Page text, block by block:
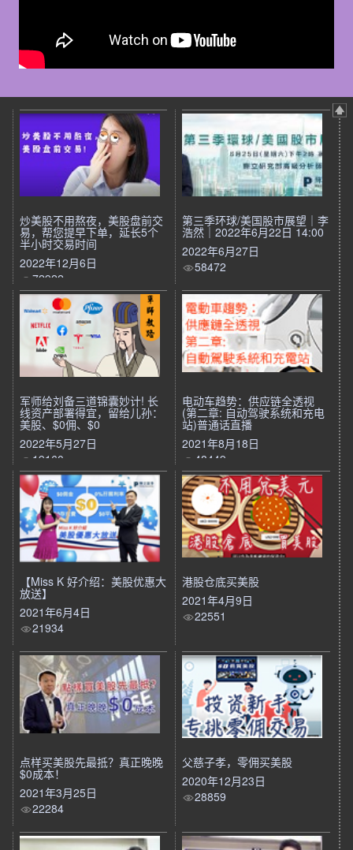
炒美股不用熬夜，美股盘前交
易，帮您提早下单，延长5个
半小时交易时间
2022年12月6日
72922
第三季环球/美国股市展望｜李
浩然｜2022年6月22日 14:00
2022年6月27日
58472
军师给刘备三道锦囊妙计! 长
线资产部署得宜，留给儿孙：
美股、$0佣、$0
2022年5月27日
19160
电动车趋势：供应链全透视
(第二章: 自动驾驶系统和充电
站)普通话直播
2021年8月18日
48449
【Miss K 好介绍：美股优惠大
放送】
2021年6月4日
21934
港股仓底买美股
2021年4月9日
22551
点样买美股先最抵？真正晚晚
$0成本！
2021年3月25日
22284
父慈子孝，零佣买美股
2020年12月23日
28859